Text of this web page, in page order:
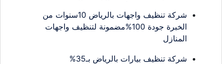
شركة تنظيف واجهات بالرياض 10سنوات من
الخبرة جودة 100%مضمونة لتنظيف واجهات
المنازل
شركة تنظيف بيارات بالرياض بـ35%